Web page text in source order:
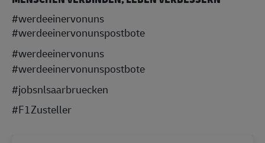
#werdeeinervonuns
#werdeeinervonunspostbote
#werdeeinervonuns
#werdeeinervonunspostbote
#jobsnlsaarbruecken
#F1Zusteller